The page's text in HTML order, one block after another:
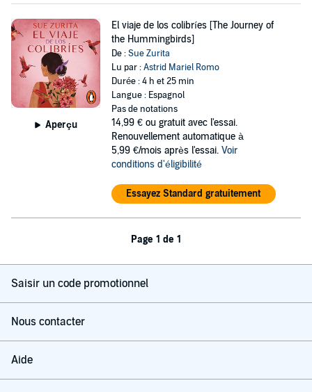
Aperçu
El viaje de los colibríes [The Journey of
the Hummingbirds]
De :Sue Zurita
Lu par :Astrid Mariel Romo
Durée : 4 h et 25 min
Langue : Espagnol
Pas de notations
14,99 € ou gratuit avec l'essai.
Renouvellement automatique à
5,99 €/mois après l'essai. Voir
conditions d'éligibilité
Essayez Standard gratuitement
Page 1 de 1
Saisir un code promotionnel
Nous contacter
Aide